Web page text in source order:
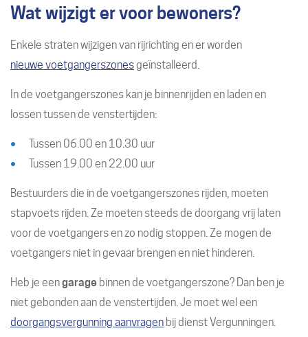
Wat wijzigt er voor bewoners?
Enkele straten wijzigen van rijrichting en er worden
nieuwe voetgangerszonesgeïnstalleerd.
In de voetgangerszones kan je binnenrijden en laden en
lossen tussen de venstertijden:
Tussen 06.00 en 10.30 uur
Tussen 19.00 en 22.00 uur
Bestuurders die in de voetgangerszones rijden, moeten
stapvoets rijden. Ze moeten steeds de doorgang vrij laten
voor de voetgangers en zo nodig stoppen. Ze mogen de
voetgangers niet in gevaar brengen en niet hinderen.
Heb je eengarage binnen de voetgangerszone? Dan ben je
niet gebonden aan de venstertijden. Je moet wel een
doorgangsvergunning aanvragen bij dienst Vergunningen.